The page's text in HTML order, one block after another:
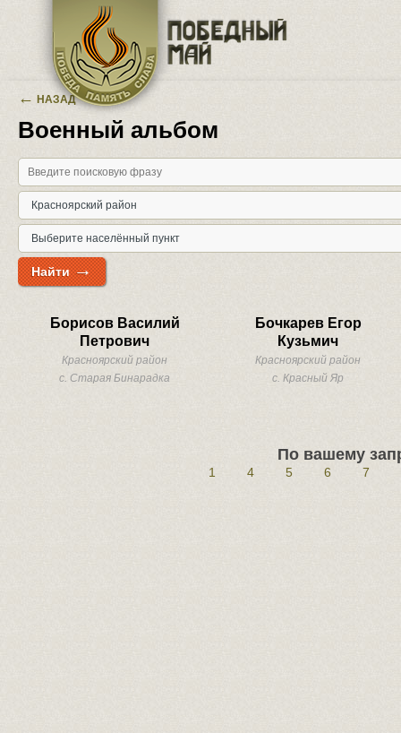
Перейти к основному содержанию
← НАЗАД
Военный альбом
Найти→
Борисов Василий
Петрович
Красноярский район
с. Старая Бинарадка
Бочкарев Егор
Кузьмич
Красноярский район
с. Красный Яр
По вашему
1 4 5 6 7